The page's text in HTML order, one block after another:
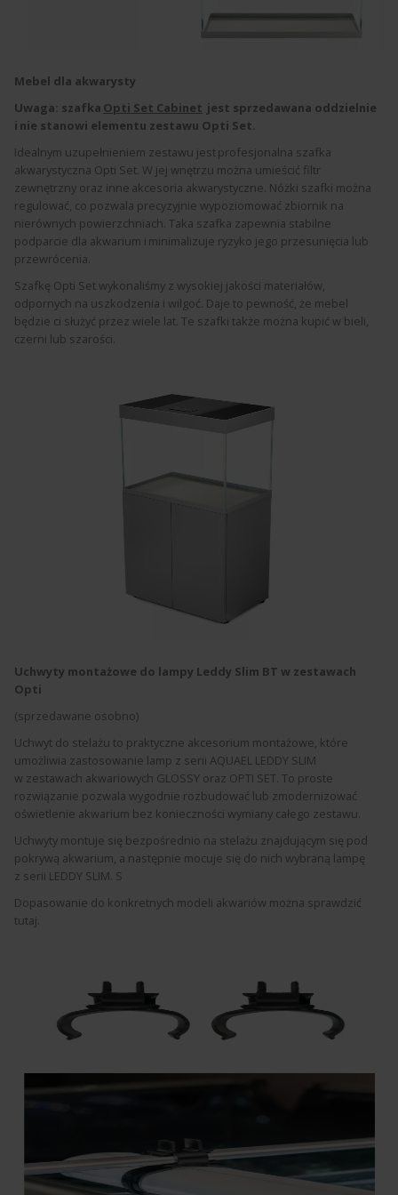
Mebel dla akwarysty
Uwaga: szafka Opti Set Cabinet jest sprzedawana oddzielnie
i nie stanowi elementu zestawu Opti Set.
Idealnym uzupełnieniem zestawu jest profesjonalna szafka
akwarystyczna Opti Set. W jej wnętrzu można umieścić filtr
zewnętrzny oraz inne akcesoria akwarystyczne. Nóżki szafki można
regulować, co pozwala precyzyjnie wypoziomować zbiornik na
nierównych powierzchniach. Taka szafka zapewnia stabilne
podparcie dla akwarium i minimalizuje ryzyko jego przesunięcia lub
przewrócenia.
Szafkę Opti Set wykonaliśmy z wysokiej jakości materiałów,
odpornych na uszkodzenia i wilgoć. Daje to pewność, że mebel
będzie ci służyć przez wiele lat. Te szafki także można kupić w bieli,
czerni lub szarości.
Uchwyty montażowe do lampy Leddy Slim BT w zestawach
Opti
(sprzedawane osobno)
Uchwyt do stelażu to praktyczne akcesorium montażowe, które
umożliwia zastosowanie lamp z serii AQUAEL LEDDY SLIM
w zestawach akwariowych GLOSSY oraz OPTI SET. To proste
rozwiązanie pozwala wygodnie rozbudować lub zmodernizować
oświetlenie akwarium bez konieczności wymiany całego zestawu.
Uchwyty montuje się bezpośrednio na stelażu znajdującym się pod
pokrywą akwarium, a następnie mocuje się do nich wybraną lampę
z serii LEDDY SLIM. S
Dopasowanie do konkretnych modeli akwariów można sprawdzić
tutaj.